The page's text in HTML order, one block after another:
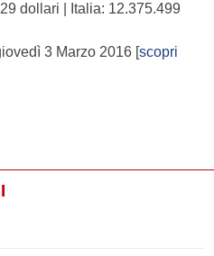
dollari | Italia: 12.375.499
3 Marzo 2016 [scopri